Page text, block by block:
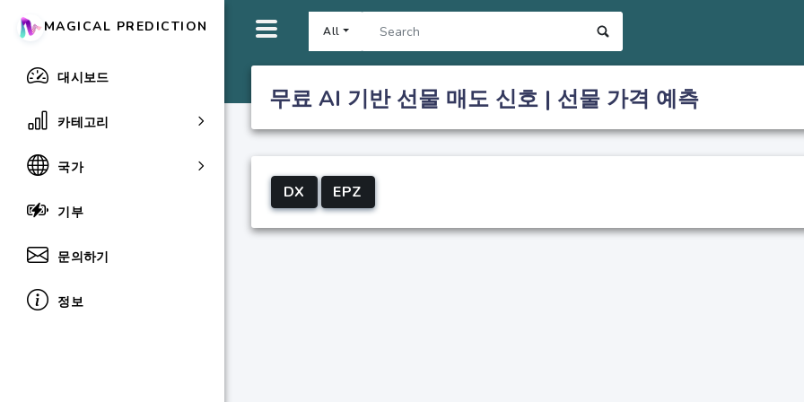
All
MAGICAL PREDICTION
대시보드
카테고리
국가
기부
문의하기
정보
무료 AI 기반 선물 매도 신호 | 선물 가격 예측
DX EPZ